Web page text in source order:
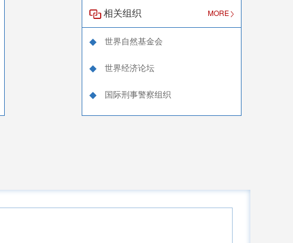
相关组织 MORE
世界自然基金会
世界经济论坛
国际刑事警察组织